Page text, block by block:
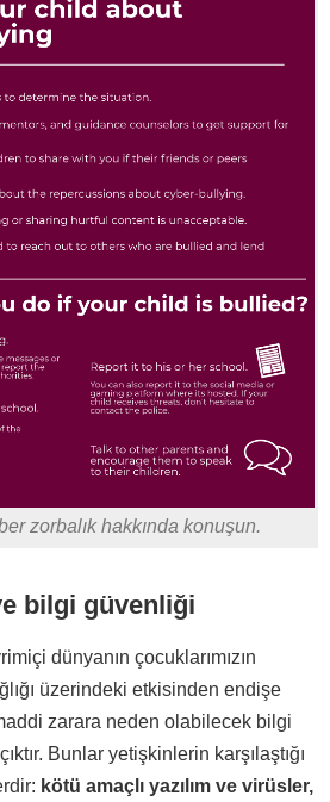
zorbalık hakkında konuşun.
bilgi güvenliği
dünyanın çocuklarımızın
üzerindeki etkisinden endişe
zarara neden olabilecek bilgi
Bunlar yetişkinlerin karşılaştığı
kötü amaçlı yazılım ve virüsler,